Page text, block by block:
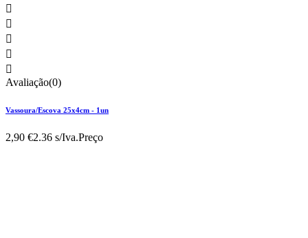





Avaliação(0)
Vassoura/Escova 25x4cm - 1un
2,90 €2.36 s/Iva.Preço